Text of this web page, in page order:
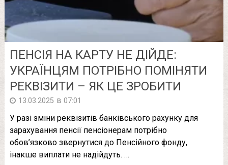
ПЕНСІЯ НА КАРТУ НЕ ДІЙДЕ:
УКРАЇНЦЯМ ПОТРІБНО ПОМІНЯТИ
РЕКВІЗИТИ – ЯК ЦЕ ЗРОБИТИ
13.03.2025 в 07:01
У разі зміни реквізитів банківського рахунку для
зарахування пенсії пенсіонерам потрібно
обов’язково звернутися до Пенсійного фонду,
інакше виплати не надійдуть. …